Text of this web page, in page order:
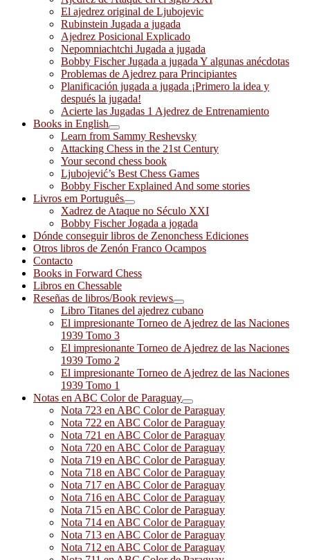
El ajedrez original de Ljubojevic
Rubinstein Jugada a jugada
Ajedrez Posicional Explicado
Nepomniachtchi Jugada a jugada
Bobby Fischer Jugada a jugada Y algunas anécdotas
Problemas de Ajedrez para Principiantes
Planificación jugada a jugada ¡Primero la idea y
después la jugada!
Acierte las Jugadas 1 Ajedrez de Entrenamiento
Books in English
Learn from Sammy Reshevsky
Attacking Chess in the 21st Century
Your second chess book
Ljubojević’s Best Chess Games
Bobby Fischer Explained And some stories
Livros em Português
Xadrez de Ataque no Século XXI
Bobby Fischer Jogada a jogada
Dónde conseguir libros de Zenonchess Ediciones
Otros libros de Zenón Franco Ocampos
Contacto
Books in Forward Chess
Libros en Chessable
Reseñas de libros/Book reviews
Libro Titanes del ajedrez cubano
El impresionante Torneo de Ajedrez de las Naciones
1939 Tomo 3
El impresionante Torneo de Ajedrez de las Naciones
1939 Tomo 2
El impresionante Torneo de Ajedrez de las Naciones
1939 Tomo 1
Notas en ABC Color de Paraguay
Nota 723 en ABC Color de Paraguay
Nota 722 en ABC Color de Paraguay
Nota 721 en ABC Color de Paraguay
Nota 720 en ABC Color de Paraguay
Nota 719 en ABC Color de Paraguay
Nota 718 en ABC Color de Paraguay
Nota 717 en ABC Color de Paraguay
Nota 716 en ABC Color de Paraguay
Nota 715 en ABC Color de Paraguay
Nota 714 en ABC Color de Paraguay
Nota 713 en ABC Color de Paraguay
Nota 712 en ABC Color de Paraguay